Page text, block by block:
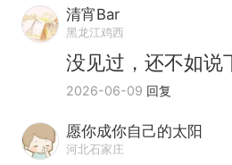
清宵Bar
黑龙江鸡西
没见过，还不如说
2026-06-09 回复
愿你成你自己的太阳
河北石家庄
那个在床
因老师一句“
人生
新 制裁瓜子
么？
费大厨“全国